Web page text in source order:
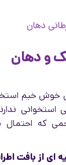
دهان
و دهان
خوش خیم
استخوانی
که احتمال
ای از بافت